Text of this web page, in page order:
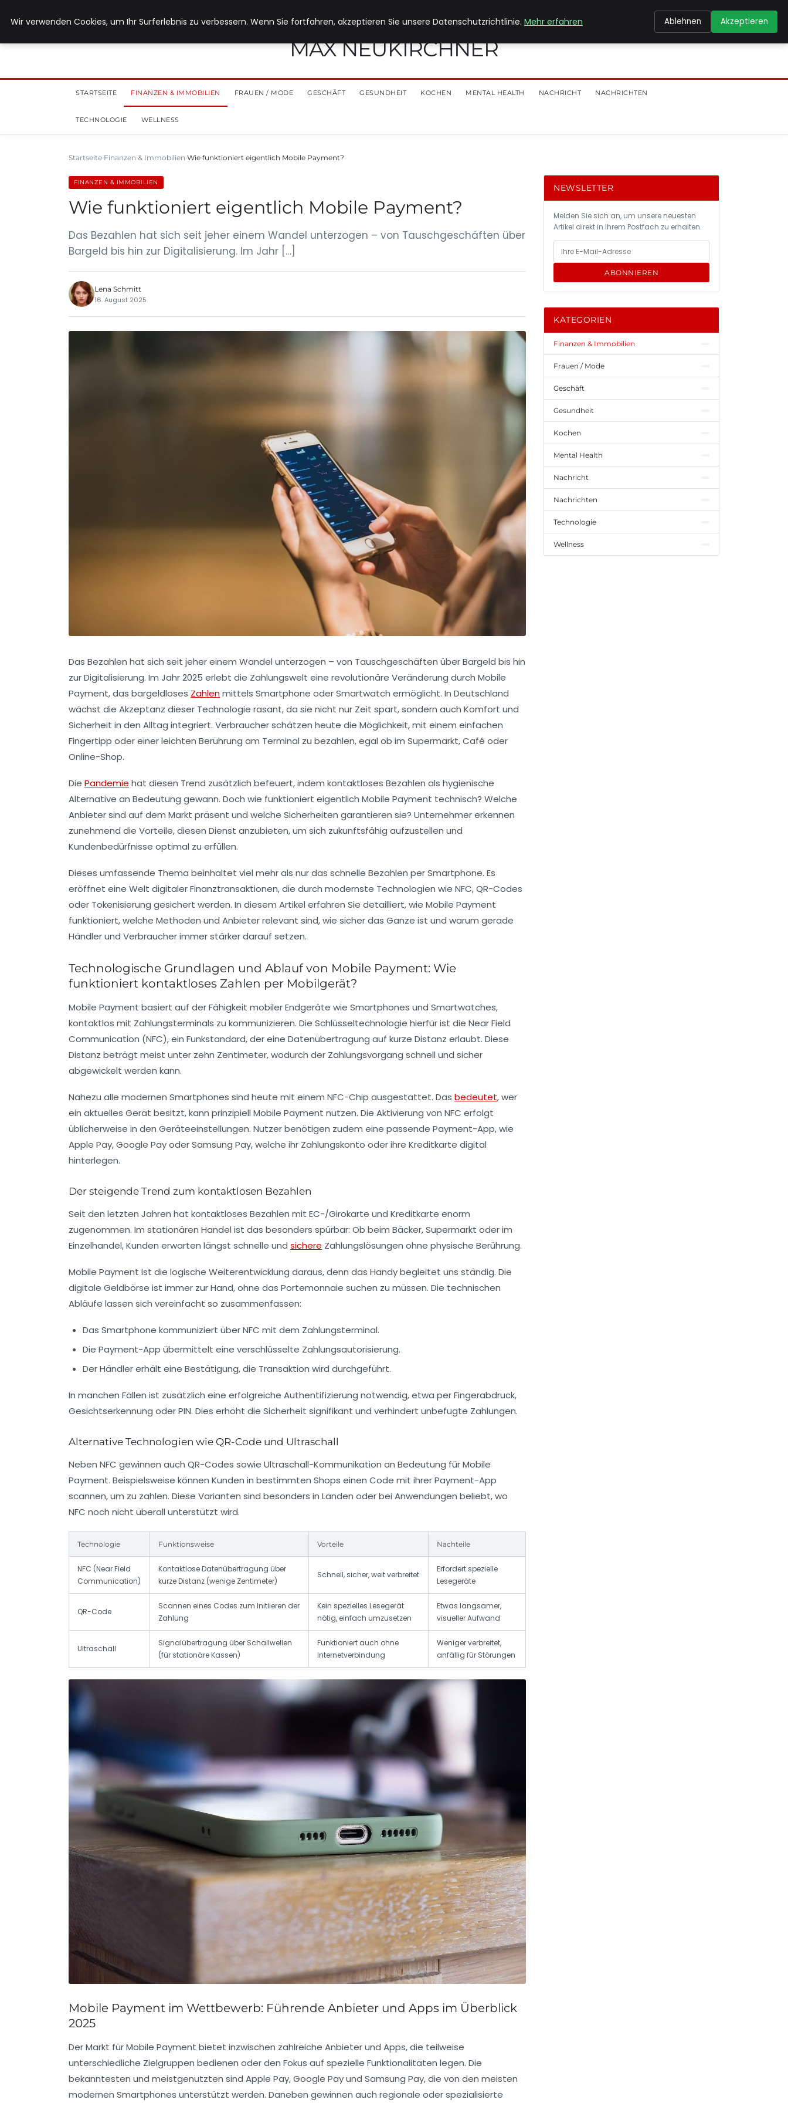
MAX NEUKIRCHNER
STARTSEITE FINANZEN & IMMOBILIEN FRAUEN / MODE GESCHÄFT GESUNDHEIT KOCHEN MENTAL HEALTH NACHRICHT NACHRICHTEN
TECHNOLOGIE WELLNESS
Startseite Finanzen & Immobilien Wie funktioniert eigentlich Mobile Payment?
FINANZEN & IMMOBILIEN
Wie funktioniert eigentlich Mobile Payment?
Das Bezahlen hat sich seit jeher einem Wandel unterzogen – von Tauschgeschäften über
Bargeld bis hin zur Digitalisierung. Im Jahr […]
Lena Schmitt
16. August 2025
Das Bezahlen hat sich seit jeher einem Wandel unterzogen – von Tauschgeschäften über Bargeld bis hin
zur Digitalisierung. Im Jahr 2025 erlebt die Zahlungswelt eine revolutionäre Veränderung durch Mobile
Payment, das bargeldloses Zahlenmittels Smartphone oder Smartwatch ermöglicht. In Deutschland
wächst die Akzeptanz dieser Technologie rasant, da sie nicht nur Zeit spart, sondern auch Komfort und
Sicherheit in den Alltag integriert. Verbraucher schätzen heute die Möglichkeit, mit einem einfachen
Fingertipp oder einer leichten Berührung am Terminal zu bezahlen, egal ob im Supermarkt, Café oder
Online-Shop.
Die Pandemie hat diesen Trend zusätzlich befeuert, indem kontaktloses Bezahlen als hygienische
Alternative an Bedeutung gewann. Doch wie funktioniert eigentlich Mobile Payment technisch? Welche
Anbieter sind auf dem Markt präsent und welche Sicherheiten garantieren sie? Unternehmer erkennen
zunehmend die Vorteile, diesen Dienst anzubieten, um sich zukunftsfähig aufzustellen und
Kundenbedürfnisse optimal zu erfüllen.
Dieses umfassende Thema beinhaltet viel mehr als nur das schnelle Bezahlen per Smartphone. Es
eröffnet eine Welt digitaler Finanztransaktionen, die durch modernste Technologien wie NFC, QR-Codes
oder Tokenisierung gesichert werden. In diesem Artikel erfahren Sie detailliert, wie Mobile Payment
funktioniert, welche Methoden und Anbieter relevant sind, wie sicher das Ganze ist und warum gerade
Händler und Verbraucher immer stärker darauf setzen.
Technologische Grundlagen und Ablauf von Mobile Payment: Wie
funktioniert kontaktloses Zahlen per Mobilgerät?
Mobile Payment basiert auf der Fähigkeit mobiler Endgeräte wie Smartphones und Smartwatches,
kontaktlos mit Zahlungsterminals zu kommunizieren. Die Schlüsseltechnologie hierfür ist die Near Field
Communication (NFC), ein Funkstandard, der eine Datenübertragung auf kurze Distanz erlaubt. Diese
Distanz beträgt meist unter zehn Zentimeter, wodurch der Zahlungsvorgang schnell und sicher
abgewickelt werden kann.
Nahezu alle modernen Smartphones sind heute mit einem NFC-Chip ausgestattet. Das bedeutet, wer
ein aktuelles Gerät besitzt, kann prinzipiell Mobile Payment nutzen. Die Aktivierung von NFC erfolgt
üblicherweise in den Geräteeinstellungen. Nutzer benötigen zudem eine passende Payment-App, wie
Apple Pay, Google Pay oder Samsung Pay, welche ihr Zahlungskonto oder ihre Kreditkarte digital
hinterlegen.
Der steigende Trend zum kontaktlosen Bezahlen
Seit den letzten Jahren hat kontaktloses Bezahlen mit EC-/Girokarte und Kreditkarte enorm
zugenommen. Im stationären Handel ist das besonders spürbar: Ob beim Bäcker, Supermarkt oder im
Einzelhandel, Kunden erwarten längst schnelle und sichere Zahlungslösungen ohne physische Berührung.
Mobile Payment ist die logische Weiterentwicklung daraus, denn das Handy begleitet uns ständig. Die
digitale Geldbörse ist immer zur Hand, ohne das Portemonnaie suchen zu müssen. Die technischen
Abläufe lassen sich vereinfacht so zusammenfassen:
Das Smartphone kommuniziert über NFC mit dem Zahlungsterminal.
Die Payment-App übermittelt eine verschlüsselte Zahlungsautorisierung.
Der Händler erhält eine Bestätigung, die Transaktion wird durchgeführt.
In manchen Fällen ist zusätzlich eine erfolgreiche Authentifizierung notwendig, etwa per Fingerabdruck,
Gesichtserkennung oder PIN. Dies erhöht die Sicherheit signifikant und verhindert unbefugte Zahlungen.
Alternative Technologien wie QR-Code und Ultraschall
Neben NFC gewinnen auch QR-Codes sowie Ultraschall-Kommunikation an Bedeutung für Mobile
Payment. Beispielsweise können Kunden in bestimmten Shops einen Code mit ihrer Payment-App
scannen, um zu zahlen. Diese Varianten sind besonders in Länden oder bei Anwendungen beliebt, wo
NFC noch nicht überall unterstützt wird.
Technologie Funktionsweise Vorteile Nachteile
NFC (Near Field
Communication)
Kontaktlose Datenübertragung über
kurze Distanz (wenige Zentimeter)
Schnell, sicher, weit verbreitet
Erfordert spezielle
Lesegeräte
QR-Code
Scannen eines Codes zum Initiieren der
Zahlung
Kein spezielles Lesegerät
nötig, einfach umzusetzen
Etwas langsamer,
visueller Aufwand
Ultraschall
Signalübertragung über Schallwellen
(für stationäre Kassen)
Funktioniert auch ohne
Internetverbindung
Weniger verbreitet,
anfällig für Störungen
Mobile Payment im Wettbewerb: Führende Anbieter und Apps im Überblick
2025
Der Markt für Mobile Payment bietet inzwischen zahlreiche Anbieter und Apps, die teilweise
unterschiedliche Zielgruppen bedienen oder den Fokus auf spezielle Funktionalitäten legen. Die
bekanntesten und meistgenutzten sind Apple Pay, Google Pay und Samsung Pay, die von den meisten
modernen Smartphones unterstützt werden. Daneben gewinnen auch regionale oder spezialisierte
NEWSLETTER
Melden Sie sich an, um unsere neuesten
Artikel direkt in Ihrem Postfach zu erhalten.
ABONNIEREN
KATEGORIEN
Finanzen & Immobilien
Frauen / Mode
Geschäft
Gesundheit
Kochen
Mental Health
Nachricht
Nachrichten
Technologie
Wellness
Wir verwenden Cookies, um Ihr Surferlebnis zu verbessern. Wenn Sie fortfahren, akzeptieren Sie unsere Datenschutzrichtlinie. Mehr erfahren Ablehnen Akzeptieren